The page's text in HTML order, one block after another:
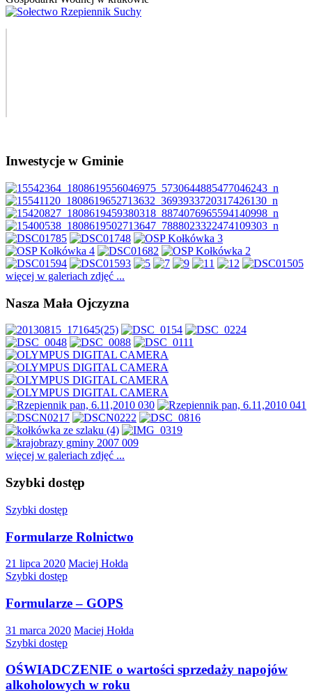
Inwestycje w Gminie
więcej w galeriach zdjęć ...
Nasza Mała Ojczyzna
więcej w galeriach zdjęć ...
Szybki dostęp
Szybki dostęp
Formularze Rolnictwo
21 lipca 2020 Maciej Hołda
Szybki dostęp
Formularze – GOPS
31 marca 2020 Maciej Hołda
Szybki dostęp
OŚWIADCZENIE o wartości sprzedaży napojów
alkoholowych w roku